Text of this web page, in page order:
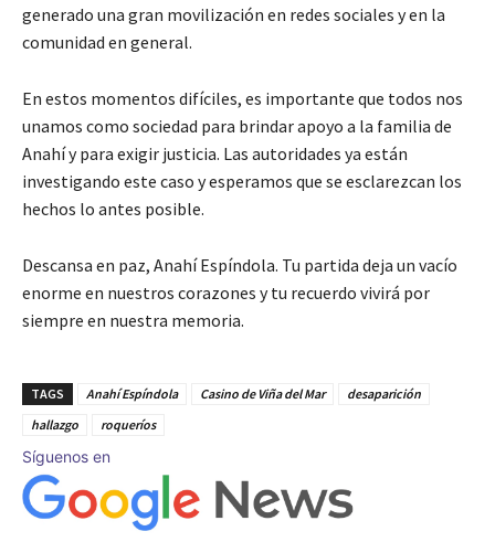
generado una gran movilización en redes sociales y en la
comunidad en general.
En estos momentos difíciles, es importante que todos nos
unamos como sociedad para brindar apoyo a la familia de
Anahí y para exigir justicia. Las autoridades ya están
investigando este caso y esperamos que se esclarezcan los
hechos lo antes posible.
Descansa en paz, Anahí Espíndola. Tu partida deja un vacío
enorme en nuestros corazones y tu recuerdo vivirá por
siempre en nuestra memoria.
TAGS Anahí Espíndola Casino de Viña del Mar
desaparición
hallazgo
roqueríos
Síguenos en